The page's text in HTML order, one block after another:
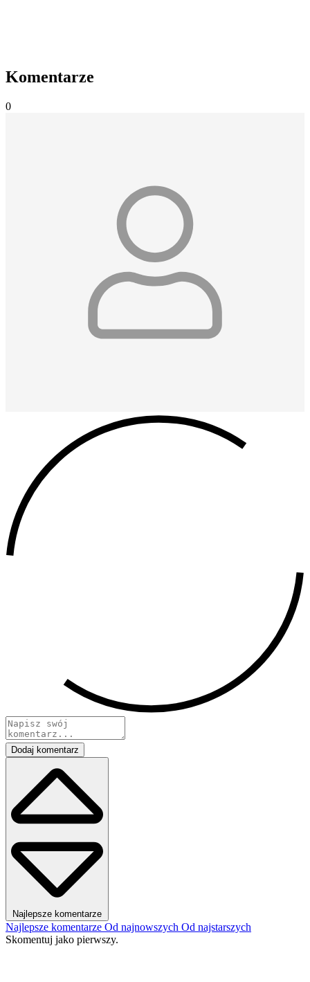
Komentarze
0
Dodaj komentarz
Najlepsze komentarze
Najlepsze komentarze Od najnowszych Od najstarszych
Skomentuj jako pierwszy.